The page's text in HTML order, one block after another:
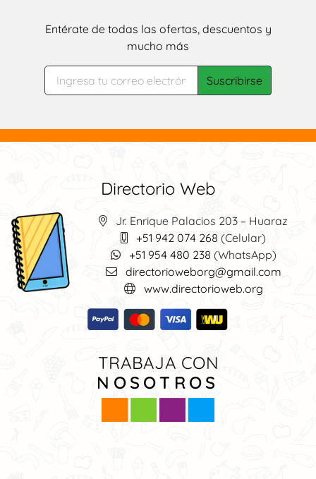
Entérate de todas las ofertas, descuentos y
mucho más
Directorio Web
Jr. Enrique Palacios 203 – Huaraz
+51 942 074 268 (Celular)
+51 954 480 238 (WhatsApp)
directorioweborg@gmail.com
www.directorioweb.org
TRABAJA CON
NOSOTROS